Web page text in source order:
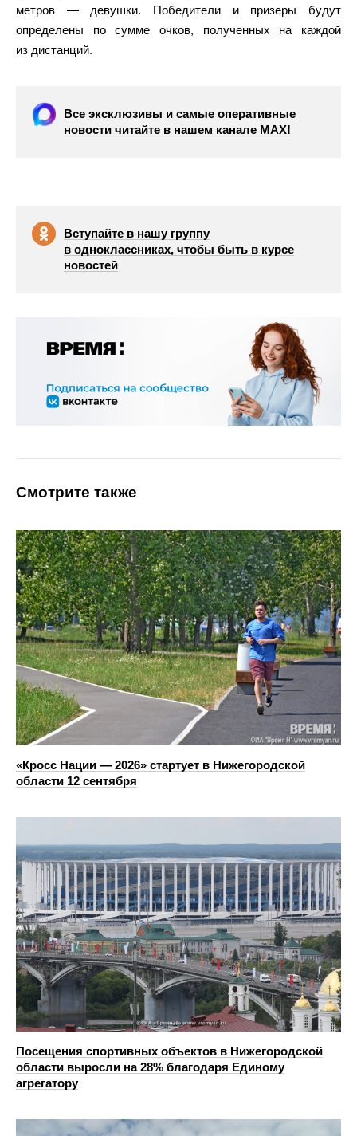
метров — девушки. Победители и призеры будут
определены по сумме очков, полученных на каждой
из дистанций.
Все эксклюзивы и самые оперативные
новости читайте в нашем канале МАХ!
Вступайте в нашу группу
в одноклассниках, чтобы быть в курсе
новостей
Смотрите также
«Кросс Нации — 2026» стартует в Нижегородской
области 12 сентября
Посещения спортивных объектов в Нижегородской
области выросли на 28% благодаря Единому
агрегатору